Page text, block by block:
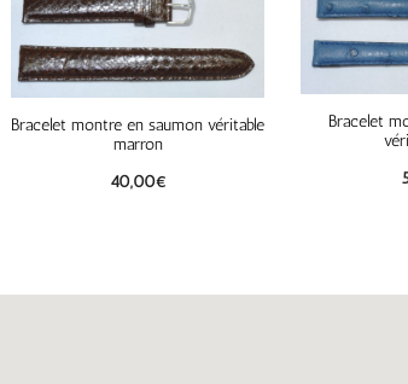
Bracelet montre en saumon véritable
marron
40,00€
Bracelet